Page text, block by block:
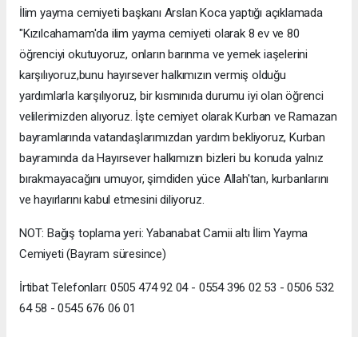
İlim yayma cemiyeti başkanı Arslan Koca yaptığı açıklamada
"Kızılcahamam'da ilim yayma cemiyeti olarak 8 ev ve 80
öğrenciyi okutuyoruz, onların barınma ve yemek iaşelerini
karşılıyoruz,bunu hayırsever halkımızın vermiş olduğu
yardımlarla karşılıyoruz, bir kısmınıda durumu iyi olan öğrenci
velilerimizden alıyoruz. İşte cemiyet olarak Kurban ve Ramazan
bayramlarında vatandaşlarımızdan yardım bekliyoruz, Kurban
bayramında daHayırsever halkımızın bizleri bu konuda yalnız
bırakmayacağını umuyor, şimdiden yüce Allah'tan, kurbanlarını
ve hayırlarını kabul etmesini diliyoruz.
NOT: Bağış toplama yeri: Yabanabat Camii altı İlim Yayma
Cemiyeti (Bayram süresince)
İrtibat Telefonları: 0505 474 92 04 - 0554 396 02 53 - 0506 532
64 58 - 0545 676 06 01